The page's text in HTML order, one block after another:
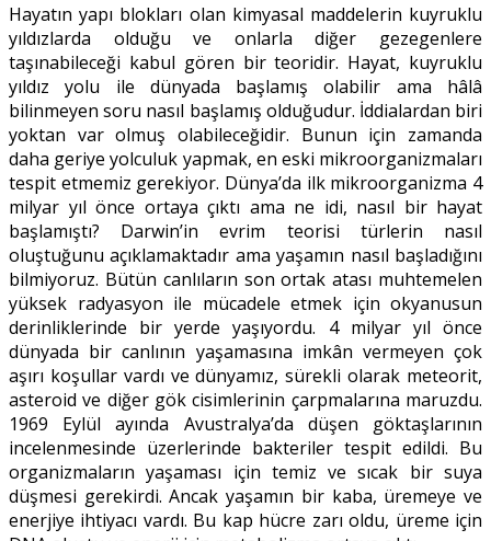
Hayatın yapı blokları olan kimyasal maddelerin kuyruklu
yıldızlarda olduğu ve onlarla diğer gezegenlere
taşınabileceği kabul gören bir teoridir. Hayat, kuyruklu
yıldız yolu ile dünyada başlamış olabilir ama hâlâ
bilinmeyen soru nasıl başlamış olduğudur. İddialardan biri
yoktan var olmuş olabileceğidir. Bunun için zamanda
daha geriye yolculuk yapmak, en eski mikroorganizmaları
tespit etmemiz gerekiyor. Dünya’da ilk mikroorganizma 4
milyar yıl önce ortaya çıktı ama ne idi, nasıl bir hayat
başlamıştı? Darwin’in evrim teorisi türlerin nasıl
oluştuğunu açıklamaktadır ama yaşamın nasıl başladığını
bilmiyoruz. Bütün canlıların son ortak atası muhtemelen
yüksek radyasyon ile mücadele etmek için okyanusun
derinliklerinde bir yerde yaşıyordu. 4 milyar yıl önce
dünyada bir canlının yaşamasına imkân vermeyen çok
aşırı koşullar vardı ve dünyamız, sürekli olarak meteorit,
asteroid ve diğer gök cisimlerinin çarpmalarına maruzdu.
1969 Eylül ayında Avustralya’da düşen göktaşlarının
incelenmesinde üzerlerinde bakteriler tespit edildi. Bu
organizmaların yaşaması için temiz ve sıcak bir suya
düşmesi gerekirdi. Ancak yaşamın bir kaba, üremeye ve
enerjiye ihtiyacı vardı. Bu kap hücre zarı oldu, üreme için